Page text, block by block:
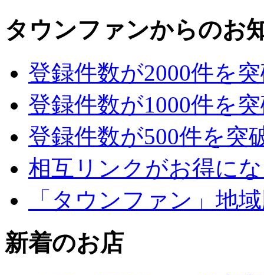
タウンファンからのお
登録件数が2000件を
登録件数が1000件を
登録件数が500件を突
相互リンクがお得に
「タウンファン」地
新着のお店